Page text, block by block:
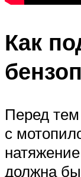
Как
Перед тем
с
должна